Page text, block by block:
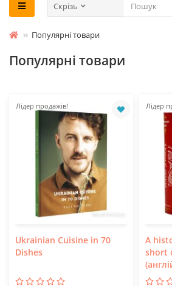
Скрізь
Популярні товари
Популярні товари
Лідер продажів!
Ukrainian Cuisine in 70
Dishes
Лідер
A
short